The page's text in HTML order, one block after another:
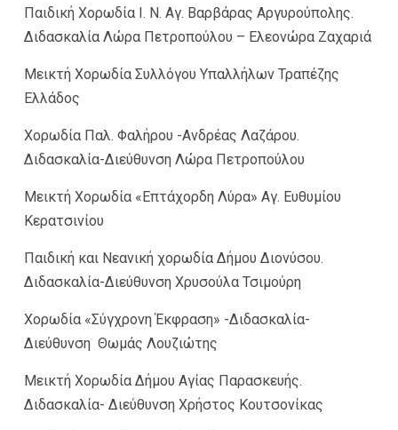
Παιδική Χορωδία Ι. Ν. Αγ. Βαρβάρας Αργυρούπολης.
Διδασκαλία Λώρα Πετροπούλου – Ελεονώρα Ζαχαριά
Μεικτή Χορωδία Συλλόγου Υπαλλήλων Τραπέζης
Ελλάδος
Χορωδία Παλ. Φαλήρου -Ανδρέας Λαζάρου.
Διδασκαλία-Διεύθυνση Λώρα Πετροπούλου
Μεικτή Χορωδία «Επτάχορδη Λύρα» Αγ. Ευθυμίου
Κερατσινίου
Παιδική και Νεανική χορωδία Δήμου Διονύσου.
Διδασκαλία-Διεύθυνση Χρυσούλα Τσιμούρη
Χορωδία «Σύγχρονη Έκφραση» -Διδασκαλία-
Διεύθυνση Θωμάς Λουζιώτης
Μεικτή Χορωδία Δήμου Αγίας Παρασκευής.
Διδασκαλία- Διεύθυνση Χρήστος Κουτσονίκας